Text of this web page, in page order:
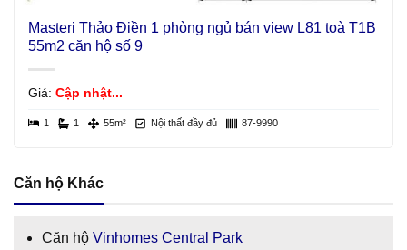
Masteri Thảo Điền 1 phòng ngủ bán view L81 toà T1B
55m2 căn hộ số 9
Giá: Cập nhật...
1 1 55m² Nội thất đầy đủ 87-9990
Căn hộ Khác
Căn hộ Vinhomes Central Park